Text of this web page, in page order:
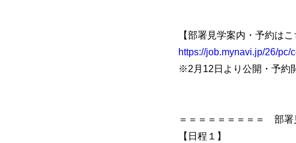
【部署見学案内・予約はこ
https://job.mynavi.jp/26/
※2月12日より公開・予約
＝＝＝＝＝＝＝＝＝ 部
【日程１】